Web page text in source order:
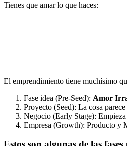
Tienes que amar lo que haces:
El emprendimiento tiene muchísimo
Fase idea (Pre-Seed): Amor
Proyecto (Seed): La cosa
Negocio (Early Stage):
Empresa (Growth): Producto y